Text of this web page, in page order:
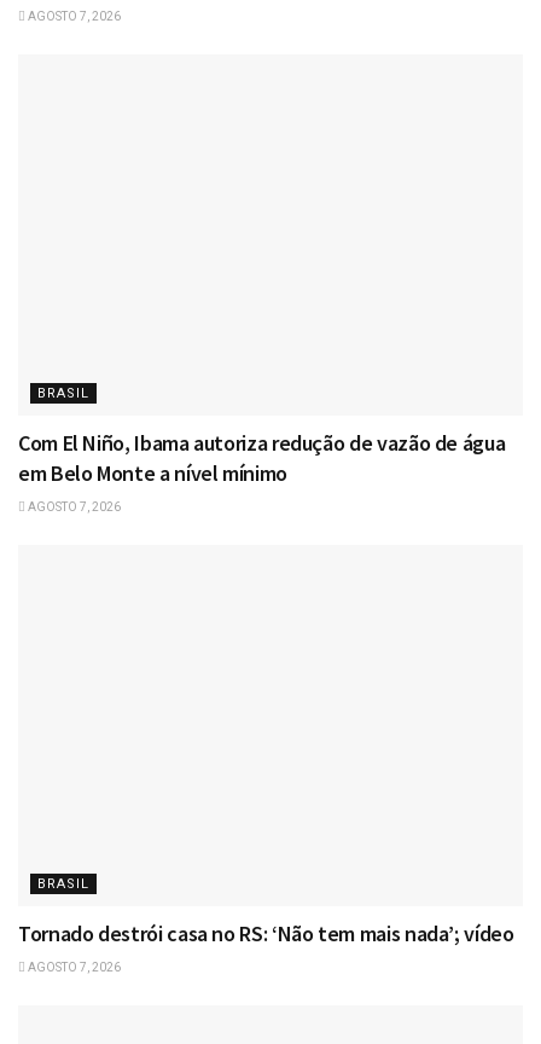
AGOSTO 7, 2026
BRASIL
Com El Niño, Ibama autoriza redução de vazão de água
em Belo Monte a nível mínimo
AGOSTO 7, 2026
BRASIL
Tornado destrói casa no RS: ‘Não tem mais nada’; vídeo
AGOSTO 7, 2026